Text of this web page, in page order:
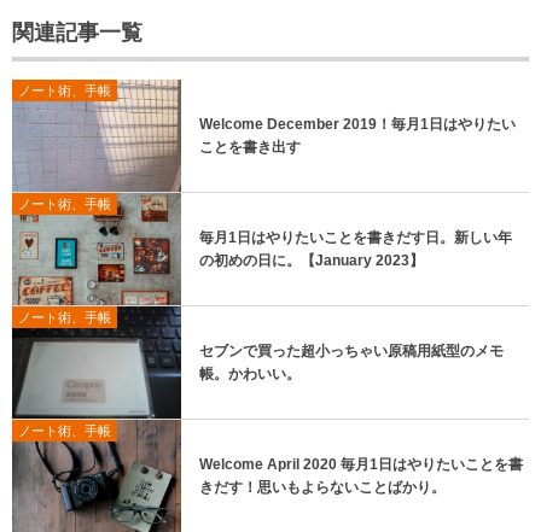
関連記事一覧
ノート術、手帳
Welcome December 2019！毎月1日はやりたい
ことを書き出す
ノート術、手帳
毎月1日はやりたいことを書きだす日。新しい年
の初めの日に。【January 2023】
ノート術、手帳
セブンで買った超小っちゃい原稿用紙型のメモ
帳。かわいい。
ノート術、手帳
Welcome April 2020 毎月1日はやりたいことを書
きだす！思いもよらないことばかり。